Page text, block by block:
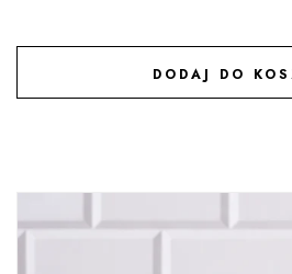
DODAJ DO
DODAJ DO